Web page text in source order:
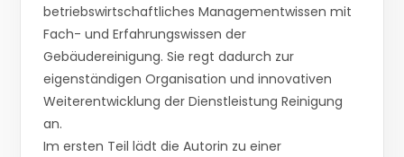
betriebswirtschaftliches Managementwissen mit
Fach- und Erfahrungswissen der
Gebäudereinigung. Sie regt dadurch zur
eigenständigen Organisation und innovativen
Weiterentwicklung der Dienstleistung Reinigung
an.
Im ersten Teil lädt die Autorin zu einer